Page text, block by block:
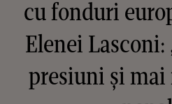
cu fonduri
Elenei Lasconi:
presiuni și mai